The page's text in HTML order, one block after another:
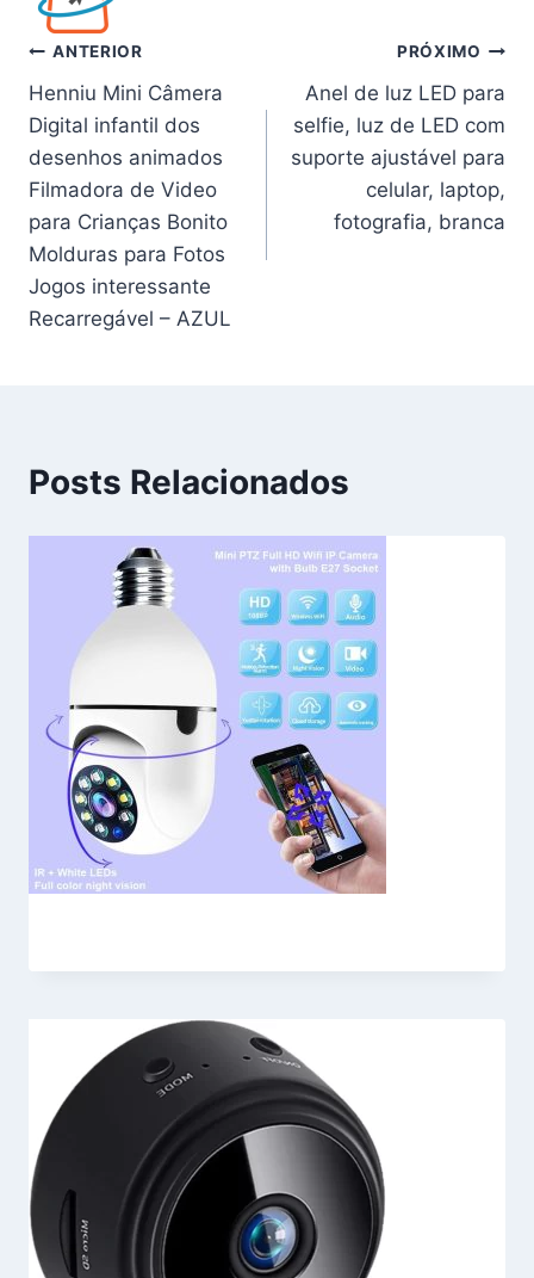
Navegação
de
Post
ANTERIOR
Henniu Mini Câmera
Digital infantil dos
desenhos animados
Filmadora de Video
para Crianças Bonito
Molduras para Fotos
Jogos interessante
Recarregável – AZUL
PRÓXIMO
Anel de luz LED para
selfie, luz de LED com
suporte ajustável para
celular, laptop,
fotografia, branca
Posts Relacionados